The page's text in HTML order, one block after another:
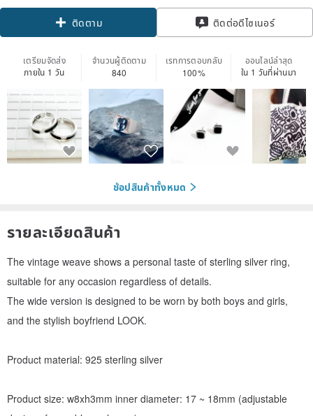
ติดตาม ติดต่อดีไซเนอร์
เตรียมจัดส่ง
ภายใน 1 วัน
จำนวนผู้ติดตาม
840
เรทการตอบกลับ
100%
ออนไลน์ล่าสุด
ใน 1 วันที่ผ่านมา
ช้อปสินค้าทั้งหมด
รายละเอียดสินค้า
The vintage weave shows a personal taste of sterling silver ring,
suitable for any occasion regardless of details.
The wide version is designed to be worn by both boys and girls,
and the stylish boyfriend LOOK.
Product material: 925 sterling silver
Product size: w8xh3mm inner diameter: 17 ~ 18mm (adjustable